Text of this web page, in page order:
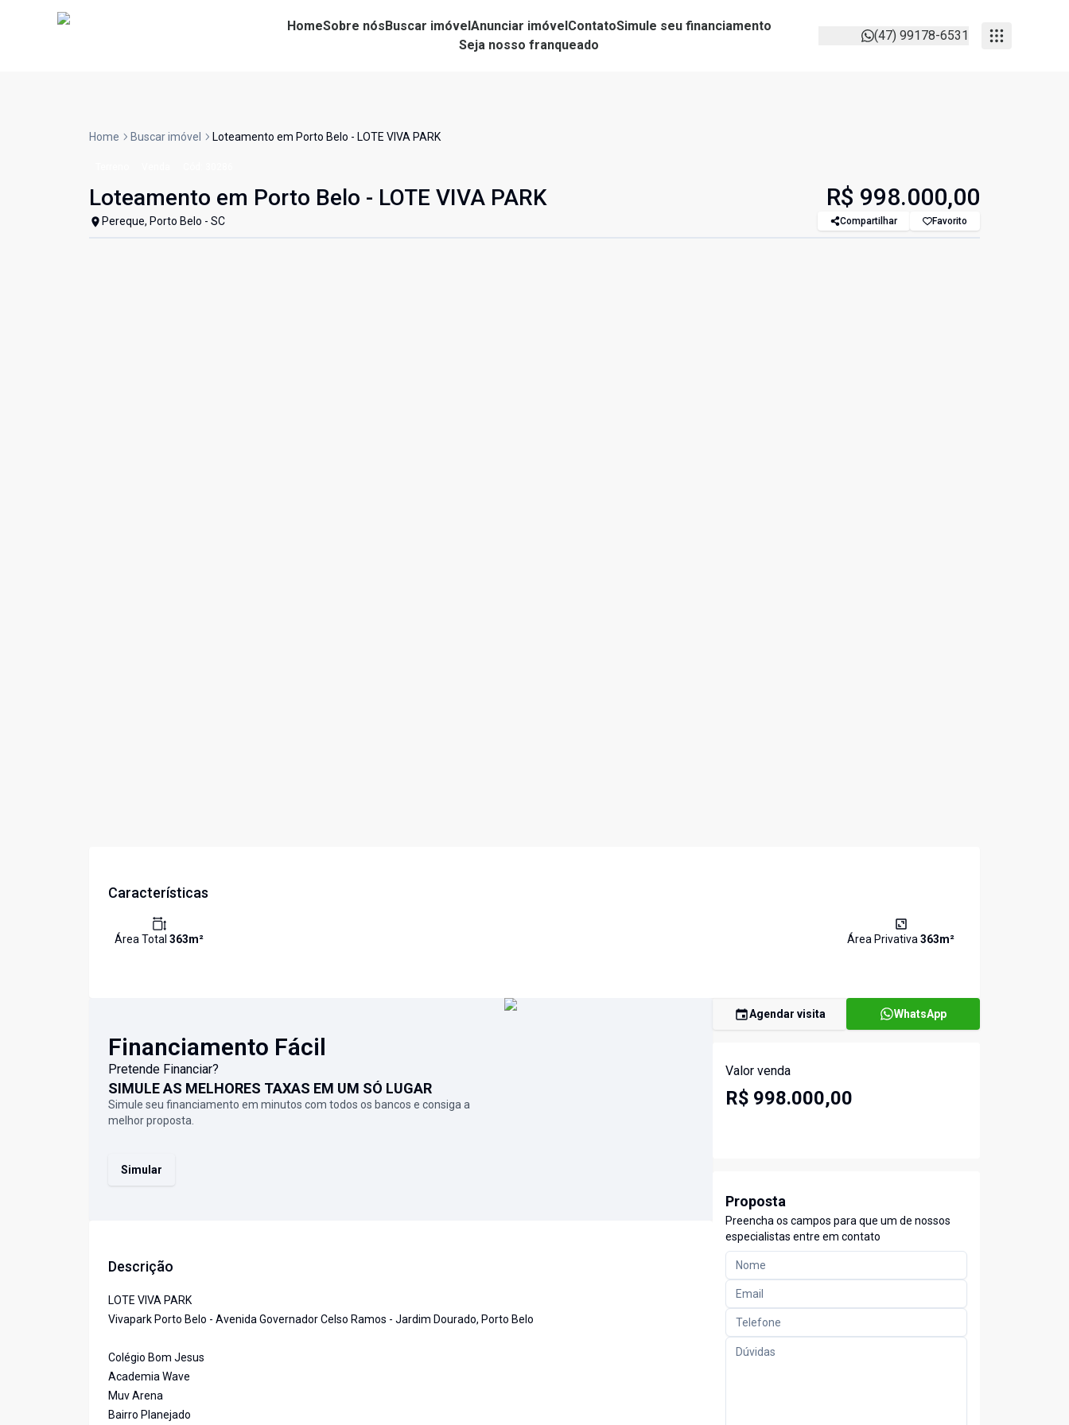
HomeSobre nósBuscar imóvelAnunciar imóvelContatoSimule seu financiamento
Seja nosso franqueado
(47) 99178-6531
Home Buscar imóvel Loteamento em Porto Belo - LOTE VIVA PARK
Loteamento em Porto Belo - LOTE VIVA PARK
Pereque, Porto Belo - SC
R$ 998.000,00
Compartilhar Favorito
Características
Área Total 363m² Área Privativa363m²
Financiamento Fácil
Pretende Financiar?
SIMULE AS MELHORES TAXAS EM UM SÓ LUGAR
Simule seu financiamento em minutos com todos os bancos e consiga a
melhor proposta.
Simular
Descrição
LOTE VIVA PARK
Vivapark Porto Belo - Avenida Governador Celso Ramos - Jardim Dourado, Porto Belo
Colégio Bom Jesus
Academia Wave
Muv Arena
Bairro Planejado
Agendar visita WhatsApp
Valor venda
R$ 998.000,00
Proposta
Preencha os campos para que um de nossos
especialistas entre em contato